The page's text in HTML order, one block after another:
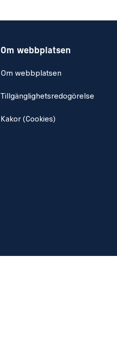
Om webbplatsen
Om webbplatsen
Tillgänglighetsredogörelse
Kakor (Cookies)